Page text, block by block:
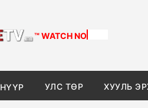
™ WATCH NOW
НҮҮР УЛС ТӨР ХУУЛЬ